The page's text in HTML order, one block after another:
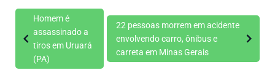
Homem é
assassinado a
tiros em Uruará
(PA)
22 pessoas morrem em acidente
envolvendo carro, ônibus e
carreta em Minas Gerais